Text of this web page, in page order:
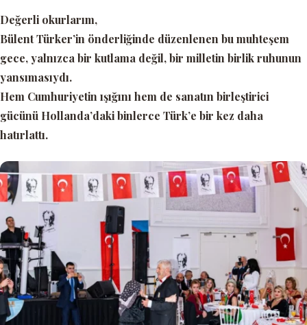
Değerli okurlarım,
Bülent Türker’in önderliğinde düzenlenen bu muhteşem
gece, yalnızca bir kutlama değil, bir milletin birlik ruhunun
yansımasıydı.
Hem Cumhuriyetin ışığını hem de sanatın birleştirici
gücünü Hollanda’daki binlerce Türk’e bir kez daha
hatırlattı.